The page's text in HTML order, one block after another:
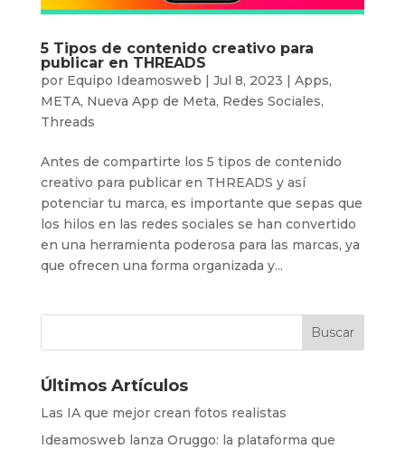
5 Tipos de contenido creativo para
publicar en THREADS
por Equipo Ideamosweb | Jul 8, 2023 | Apps,
META, Nueva App de Meta, Redes Sociales,
Threads
Antes de compartirte los 5 tipos de contenido
creativo para publicar en THREADS y así
potenciar tu marca, es importante que sepas que
los hilos en las redes sociales se han convertido
en una herramienta poderosa para las marcas, ya
que ofrecen una forma organizada y...
Últimos Artículos
Las IA que mejor crean fotos realistas
Ideamosweb lanza Oruggo: la plataforma que